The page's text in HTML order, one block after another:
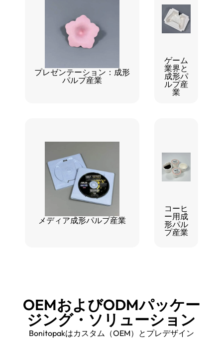
プレゼンテーション：成形
パルプ産業
ゲーム
業界と
成形パ
ルプ産
業
メディア成形パルプ産業
コーヒ
ー用成
形パル
プ産業
OEMおよびODMパッケー
ジング・ソリューション
Bonitopakはカスタム（OEM）とプレデザイン